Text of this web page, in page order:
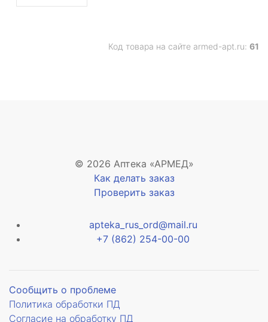
Код товара на сайте armed-apt.ru: 61
© 2026 Аптека «АРМЕД»
Как делать заказ
Проверить заказ
apteka_rus_ord@mail.ru
+7 (862) 254-00-00
Сообщить о проблеме
Политика обработки ПД
Согласие на обработку ПД